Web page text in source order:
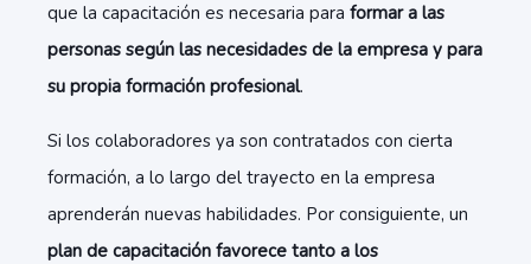
que la capacitación es necesaria para formar a las
personas según las necesidades de la empresa y para
su propia formación profesional.
Si los colaboradores ya son contratados con cierta
formación, a lo largo del trayecto en la empresa
aprenderán nuevas habilidades. Por consiguiente, un
plan de capacitación favorece tanto a los